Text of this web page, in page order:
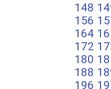
148
156
164
172
180
188
196